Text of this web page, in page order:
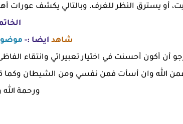
أو يسترق النظر للغرف، وبالتالي يكشف عورات
شاهد ايضا :-
أن أكون أحسنت في اختيار تعبيراتي وانتقاء
الله وان أسأت فمن نفسي ومن الشيطان وكما
ورحمة الله